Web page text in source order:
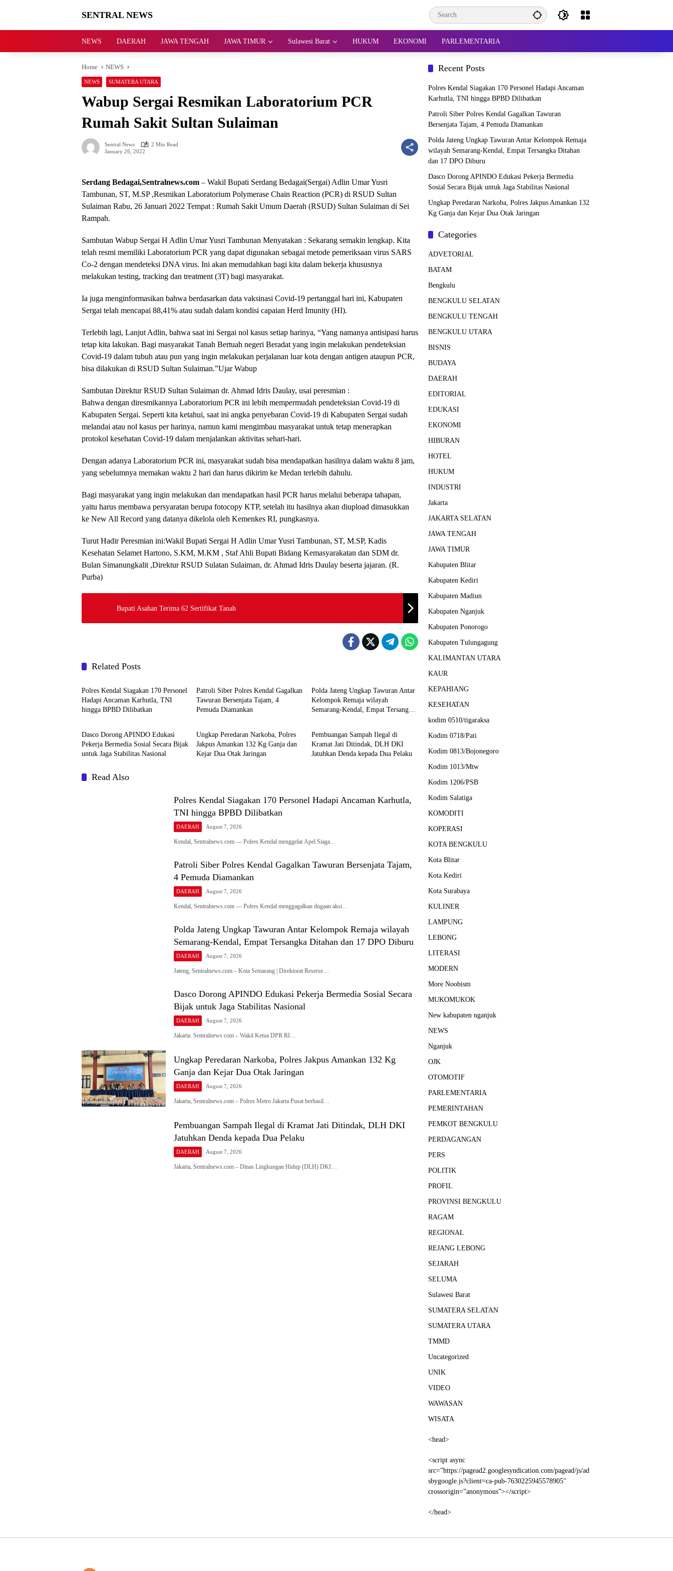
SENTRAL NEWS
NEWS
NEWS DAERAH JAWA TENGAH JAWA TIMUR Sulawesi Barat HUKUM EKONOMI PARLEMENTARIA
Home NEWS
NEWS SUMATERA UTARA
Wabup Sergai Resmikan Laboratorium PCR
Rumah Sakit Sultan Sulaiman
Sentral News
2 Min Read
January 26, 2022
Serdang Bedagai,Sentralnews.com – Wakil Bupati Serdang Bedagai(Sergai) Adlin Umar Yusri
Tambunan, ST, M.SP ,Resmikan Laboratorium Polymerase Chain Reaction (PCR) di RSUD Sultan
Sulaiman Rabu, 26 Januari 2022 Tempat : Rumah Sakit Umum Daerah (RSUD) Sultan Sulaiman di Sei
Rampah.
Sambutan Wabup Sergai H Adlin Umar Yusri Tambunan Menyatakan : Sekarang semakin lengkap. Kita
telah resmi memiliki Laboratorium PCR yang dapat digunakan sebagai metode pemeriksaan virus SARS
Co-2 dengan mendeteksi DNA virus. Ini akan memudahkan bagi kita dalam bekerja khususnya
melakukan testing, tracking dan treatment (3T) bagi masyarakat.
Ia juga menginformasikan bahwa berdasarkan data vaksinasi Covid-19 pertanggal hari ini, Kabupaten
Sergai telah mencapai 88,41% atau sudah dalam kondisi capaian Herd Imunity (HI).
Terlebih lagi, Lanjut Adlin, bahwa saat ini Sergai nol kasus setiap harinya, “Yang namanya antisipasi harus
tetap kita lakukan. Bagi masyarakat Tanah Bertuah negeri Beradat yang ingin melakukan pendeteksian
Covid-19 dalam tubuh atau pun yang ingin melakukan perjalanan luar kota dengan antigen ataupun PCR,
bisa dilakukan di RSUD Sultan Sulaiman.”Ujar Wabup
Sambutan Direktur RSUD Sultan Sulaiman dr. Ahmad Idris Daulay, usai peresmian :
Bahwa dengan diresmikannya Laboratorium PCR ini lebih mempermudah pendeteksian Covid-19 di
Kabupaten Sergai. Seperti kita ketahui, saat ini angka penyebaran Covid-19 di Kabupaten Sergai sudah
melandai atau nol kasus per harinya, namun kami mengimbau masyarakat untuk tetap menerapkan
protokol kesehatan Covid-19 dalam menjalankan aktivitas sehari-hari.
Dengan adanya Laboratorium PCR ini, masyarakat sudah bisa mendapatkan hasilnya dalam waktu 8 jam,
yang sebelumnya memakan waktu 2 hari dan harus dikirim ke Medan terlebih dahulu.
Bagi masyarakat yang ingin melakukan dan mendapatkan hasil PCR harus melalui beberapa tahapan,
yaitu harus membawa persyaratan berupa fotocopy KTP, setelah itu hasilnya akan diupload dimasukkan
ke New All Record yang datanya dikelola oleh Kemenkes RI, pungkasnya.
Turut Hadir Peresmian ini:Wakil Bupati Sergai H Adlin Umar Yusri Tambunan, ST, M.SP, Kadis
Kesehatan Selamet Hartono, S.KM, M.KM , Staf Ahli Bupati Bidang Kemasyarakatan dan SDM dr.
Bulan Simanungkalit ,Direktur RSUD Sulatan Sulaiman, dr. Ahmad Idris Daulay beserta jajaran. (R.
Purba)
Bupati Asahan Terima 62 Sertifikat Tanah
Related Posts
DAERAH
Polres Kendal Siagakan 170 Personel
Hadapi Ancaman Karhutla, TNI
hingga BPBD Dilibatkan
Patroli Siber Polres Kendal Gagalkan
Tawuran Bersenjata Tajam, 4
Pemuda Diamankan
Polda Jateng Ungkap Tawuran Antar
Kelompok Remaja wilayah
Semarang-Kendal, Empat Tersangka
DAERAH
Dasco Dorong APINDO Edukasi
Pekerja Bermedia Sosial Secara Bijak
untuk Jaga Stabilitas Nasional
Ungkap Peredaran Narkoba, Polres
Jakpus Amankan 132 Kg Ganja dan
Kejar Dua Otak Jaringan
DAERAH
Pembuangan Sampah Ilegal di
Kramat Jati Ditindak, DLH DKI
Jatuhkan Denda kepada Dua Pelaku
Read Also
Polres Kendal Siagakan 170 Personel Hadapi Ancaman Karhutla,
TNI hingga BPBD Dilibatkan
DAERAH August 7, 2026
Kendal, Sentralnews.com — Polres Kendal menggelar Apel Siaga…
Patroli Siber Polres Kendal Gagalkan Tawuran Bersenjata Tajam,
4 Pemuda Diamankan
DAERAH August 7, 2026
Kendal, Sentralnews.com — Polres Kendal menggagalkan dugaan aksi…
Polda Jateng Ungkap Tawuran Antar Kelompok Remaja wilayah
Semarang-Kendal, Empat Tersangka Ditahan dan 17 DPO Diburu
DAERAH August 7, 2026
Jateng, Sentralnews.com – Kota Semarang | Direktorat Reserse…
Dasco Dorong APINDO Edukasi Pekerja Bermedia Sosial Secara
Bijak untuk Jaga Stabilitas Nasional
DAERAH August 7, 2026
Jakarta. Sentralnews com – Wakil Ketua DPR RI…
Ungkap Peredaran Narkoba, Polres Jakpus Amankan 132 Kg
Ganja dan Kejar Dua Otak Jaringan
DAERAH August 7, 2026
Jakarta, Sentralnews.com – Polres Metro Jakarta Pusat berhasil…
Pembuangan Sampah Ilegal di Kramat Jati Ditindak, DLH DKI
Jatuhkan Denda kepada Dua Pelaku
DAERAH August 7, 2026
Jakarta, Sentralnews.com – Dinas Lingkungan Hidup (DLH) DKI…
Recent Posts
Polres Kendal Siagakan 170 Personel Hadapi Ancaman
Karhutla, TNI hingga BPBD Dilibatkan
Patroli Siber Polres Kendal Gagalkan Tawuran
Bersenjata Tajam, 4 Pemuda Diamankan
Polda Jateng Ungkap Tawuran Antar Kelompok Remaja
wilayah Semarang-Kendal, Empat Tersangka Ditahan
dan 17 DPO Diburu
Dasco Dorong APINDO Edukasi Pekerja Bermedia
Sosial Secara Bijak untuk Jaga Stabilitas Nasional
Ungkap Peredaran Narkoba, Polres Jakpus Amankan 132
Kg Ganja dan Kejar Dua Otak Jaringan
Categories
ADVETORIAL
BATAM
Bengkulu
BENGKULU SELATAN
BENGKULU TENGAH
BENGKULU UTARA
BISNIS
BUDAYA
DAERAH
EDITORIAL
EDUKASI
EKONOMI
HIBURAN
HOTEL
HUKUM
INDUSTRI
Jakarta
JAKARTA SELATAN
JAWA TENGAH
JAWA TIMUR
Kabupaten Blitar
Kabupaten Kediri
Kabupaten Madiun
Kabupaten Nganjuk
Kabupaten Ponorogo
Kabupaten Tulungagung
KALIMANTAN UTARA
KAUR
KEPAHIANG
KESEHATAN
kodim 0510/tigaraksa
Kodim 0718/Pati
Kodim 0813/Bojonegoro
Kodim 1013/Mtw
Kodim 1206/PSB
Kodim Salatiga
KOMODITI
KOPERASI
KOTA BENGKULU
Kota Blitar
Kota Kediri
Kota Surabaya
KULINER
LAMPUNG
LEBONG
LITERASI
MODERN
More Noobism
MUKOMUKOK
New kabupaten nganjuk
NEWS
Nganjuk
OJK
OTOMOTIF
PARLEMENTARIA
PEMERINTAHAN
PEMKOT BENGKULU
PERDAGANGAN
PERS
POLITIK
PROFIL
PROVINSI BENGKULU
RAGAM
REGIONAL
REJANG LEBONG
SEJARAH
SELUMA
Sulawesi Barat
SUMATERA SELATAN
SUMATERA UTARA
TMMD
Uncategorized
UNIK
VIDEO
WAWASAN
WISATA
<head>
<script async
src=”https://pagead2.googlesyndication.com/pagead/js/ad
sbygoogle.js?client=ca-pub-7630225945578905″
crossorigin=”anonymous”></script>
</head>